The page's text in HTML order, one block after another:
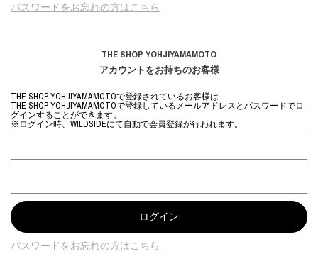
パスワードをお忘れの方はこちら
THE SHOP YOHJIYAMAMOTO
アカウントをお持ちのお客様
THE SHOP YOHJIYAMAMOTOで登録されているお客様は
THE SHOP YOHJIYAMAMOTOで登録しているメールアドレスとパスワードでロ
グインすることができます。
※ログイン時、WILDSIDEにて自動で会員登録が行われます。
パスワードをお忘れの方はこちら